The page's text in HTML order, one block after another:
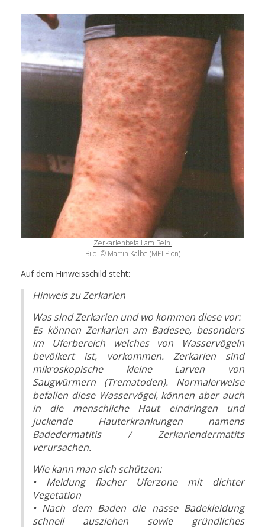
Zerkarienbefall am Bein.
Bild: © Martin Kalbe (MPI Plön)
Auf dem Hinweisschild steht:
Hinweis zu Zerkarien
Was sind Zerkarien und wo kommen diese vor:
Es können Zerkarien am Badesee, besonders
im Uferbereich welches von Wasservögeln
bevölkert ist, vorkommen. Zerkarien sind
mikroskopische kleine Larven von
Saugwürmern (Trematoden). Normalerweise
befallen diese Wasservögel, können aber auch
in die menschliche Haut eindringen und
juckende Hauterkrankungen namens
Badedermatitis / Zerkariendermatits
verursachen.
Wie kann man sich schützen:
• Meidung flacher Uferzone mit dichter
Vegetation
• Nach dem Baden die nasse Badekleidung
schnell ausziehen sowie gründliches